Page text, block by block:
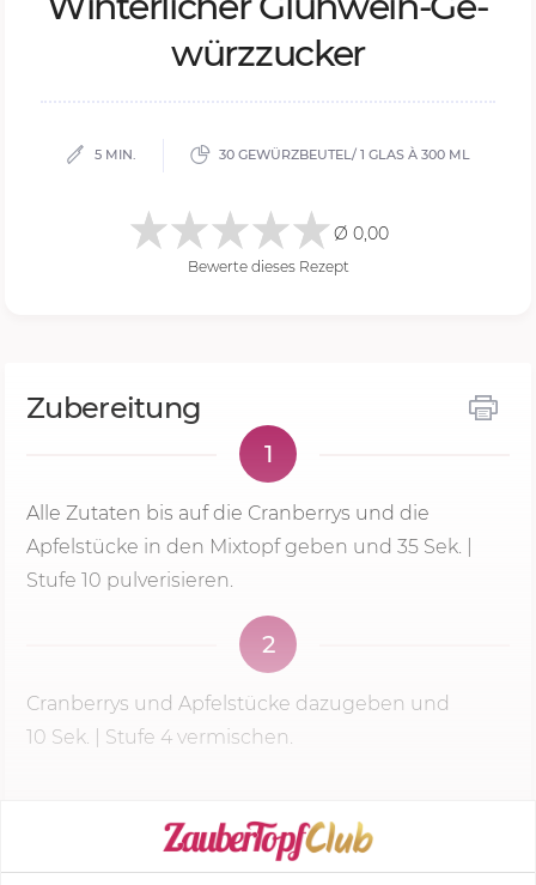
würz­zu­cker
5 MIN. 30 GEWÜRZBEUTEL/ 1 GLAS À 300 ML
Ø 0,00
Bewerte dieses Rezept
Zubereitung
1
Alle Zutaten bis auf die Cranberrys und die
Apfelstücke in den Mixtopf geben und 35 Sek.
Stufe 10 pulverisieren.
2
Cranberrys und Apfelstücke dazugeben und
10 Sek.
Stufe 4 vermischen.
KOCHMODUS STARTEN